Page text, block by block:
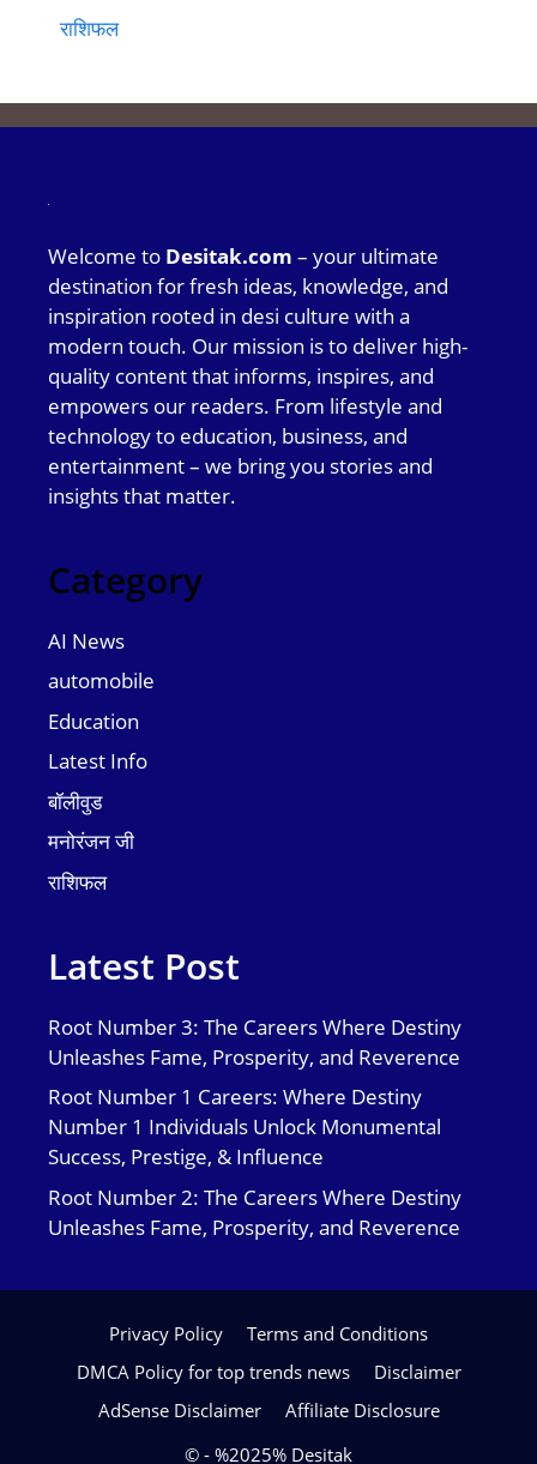
राशिफल
Welcome to Desitak.com – your ultimate
destination for fresh ideas, knowledge, and
inspiration rooted in desi culture with a
modern touch. Our mission is to deliver high-
quality content that informs, inspires, and
empowers our readers. From lifestyle and
technology to education, business, and
entertainment – we bring you stories and
insights that matter.
Category
AI News
automobile
Education
Latest Info
बॉलीवुड
मनोरंजन जी
राशिफल
Latest Post
Root Number 3: The Careers Where Destiny
Unleashes Fame, Prosperity, and Reverence
Root Number 1 Careers: Where Destiny
Number 1 Individuals Unlock Monumental
Success, Prestige, & Influence
Root Number 2: The Careers Where Destiny
Unleashes Fame, Prosperity, and Reverence
Privacy Policy
Terms and Conditions
DMCA Policy for top trends news
Disclaimer
AdSense Disclaimer
Affiliate Disclosure
© - %2025% Desitak